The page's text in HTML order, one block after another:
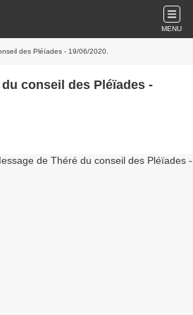
MENU
des Pléïades - 19/06/2020.
conseil des Pléïades -